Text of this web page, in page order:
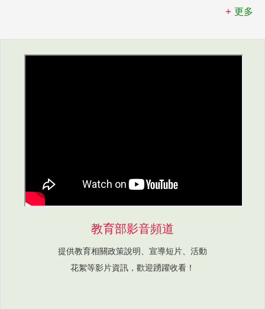
更多
教育部影音頻道
提供教育相關政策說明、宣導短片、活動
花絮等影片資訊，歡迎踴躍收看！